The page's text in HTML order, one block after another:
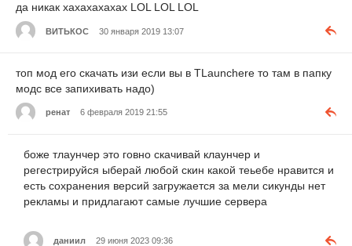
да никак хахахахахах LOL LOL LOL
ВИТЬКОС 30 января 2019 13:07
топ мод его скачать изи если вы в ТLaunchere то там в папку
модс все запихивать надо)
ренат 6 февраля 2019 21:55
боже тлаунчер это говно скачивай клаунчер и
регестрируйся ыберай любой скин какой теьебе нравится и
есть сохранения версий загружается за мели сикунды нет
рекламы и придлагают самые лучшие сервера
даниил 29 июня 2023 09:36